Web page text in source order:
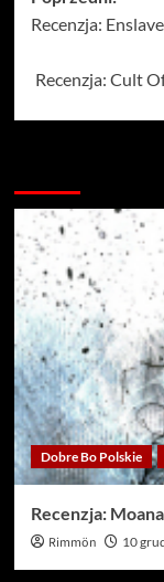
wpisy
Recenzja:
Recenzja: Cult
Dobre Bo Polskie
Recenzja:
Rimmön 10